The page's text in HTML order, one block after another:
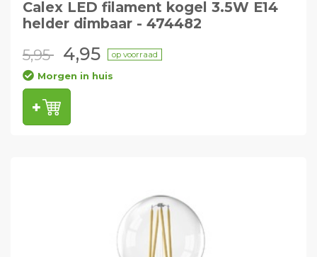
Calex LED filament kogel 3.5W E14
helder dimbaar - 474482
5,95 4,95 op voorraad
Morgen in huis